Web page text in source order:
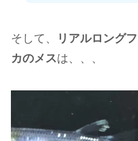
そして、
リアルロング
カのメスは、、、